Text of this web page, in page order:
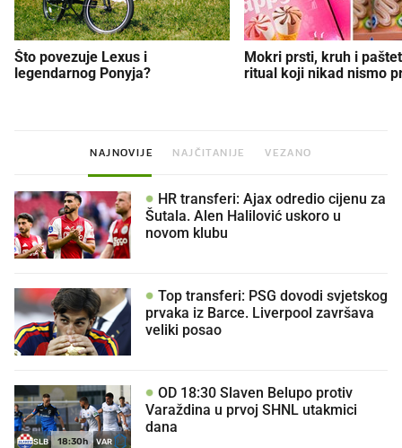
Što povezuje Lexus i
legendarnog Ponyja?
Mokri prsti, kruh i
ritual koji nikad nismo
NAJNOVIJE NAJČITANIJE VEZANO
HR transferi: Ajax odredio cijenu za
Šutala. Alen Halilović uskoro u
novom klubu
Top transferi: PSG dovodi svjetskog
prvaka iz Barce. Liverpool završava
veliki posao
SLB 18:30h VAR
OD 18:30 Slaven Belupo protiv
Varaždina u prvoj SHNL utakmici
dana